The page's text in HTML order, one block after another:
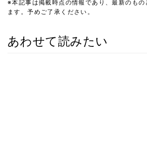
※本記事は掲載時点の情報であり、最新のもの
ます。予めご了承ください。
あわせて読みたい